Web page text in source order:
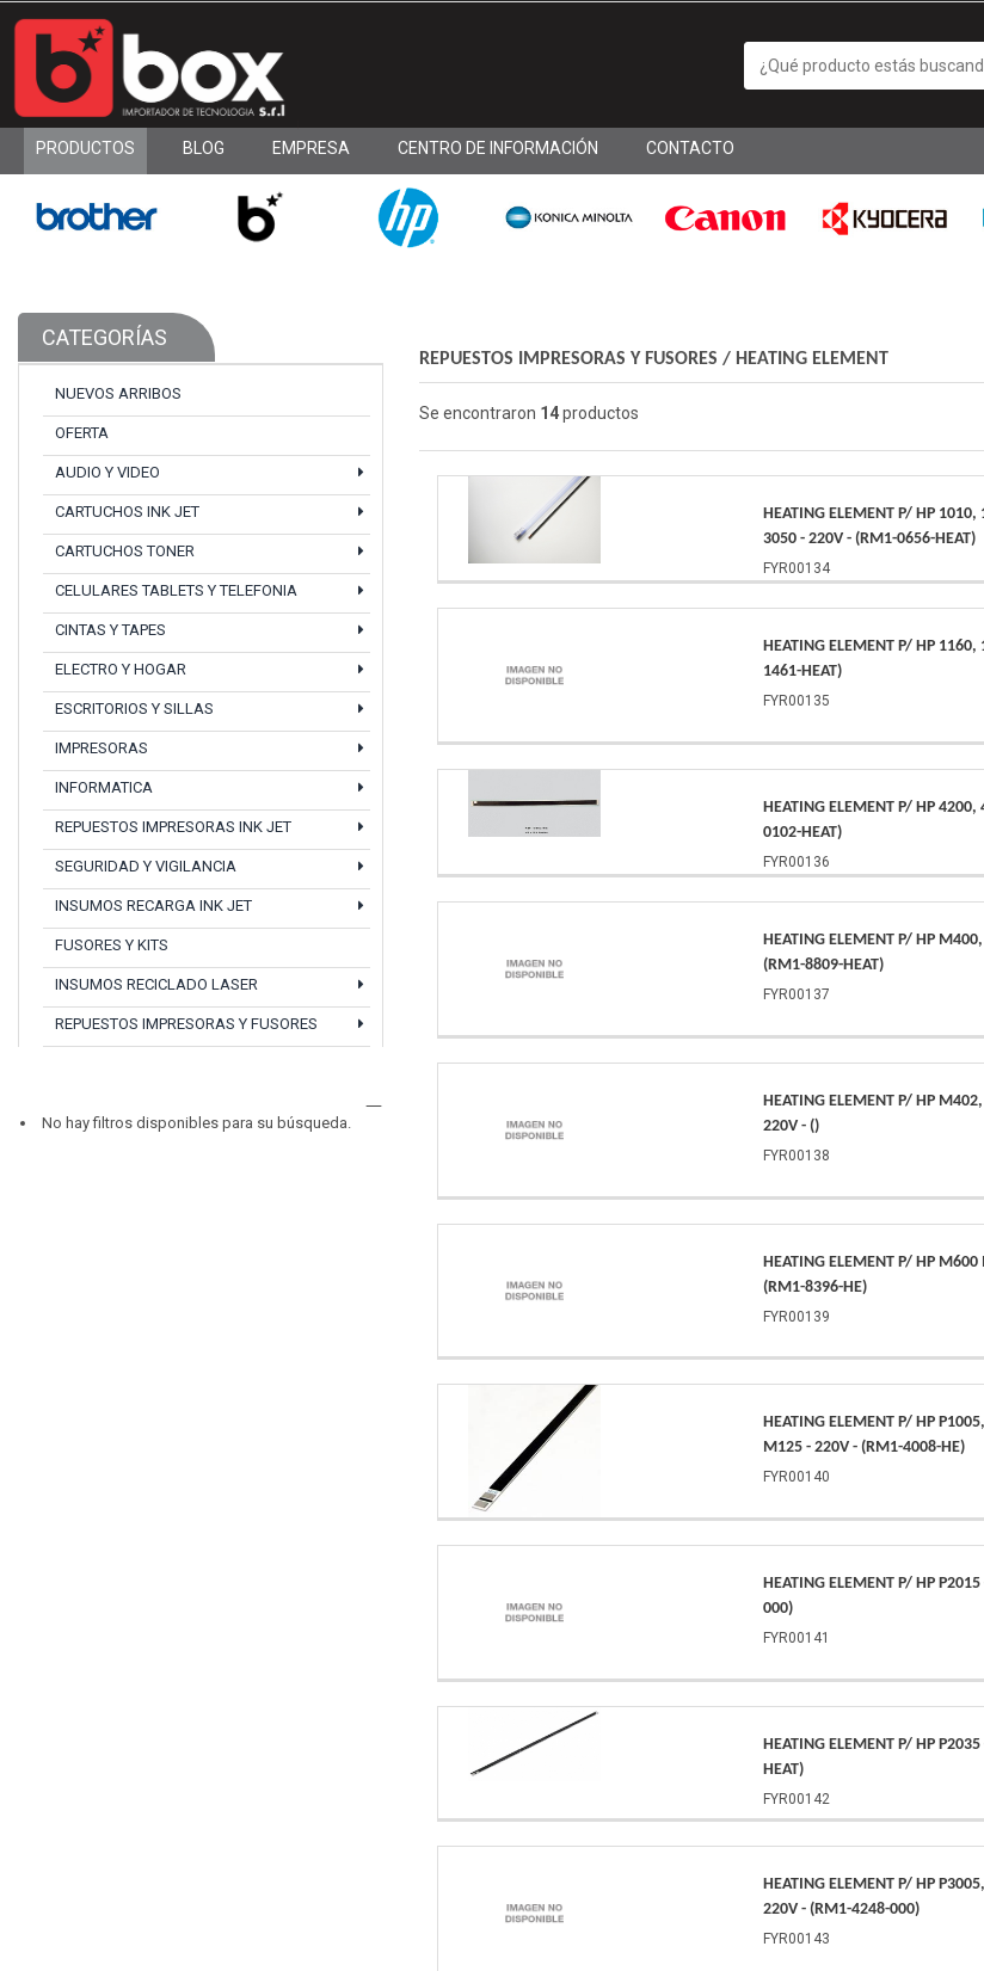
PRODUCTOS BLOG EMPRESA CENTRO DE INFORMACIÓN CONTACTO
CATEGORÍAS
NUEVOS ARRIBOS
OFERTA
AUDIO Y VIDEO
CARTUCHOS INK JET
CARTUCHOS TONER
CELULARES TABLETS Y TELEFONIA
CINTAS Y TAPES
ELECTRO Y HOGAR
ESCRITORIOS Y SILLAS
IMPRESORAS
INFORMATICA
REPUESTOS IMPRESORAS INK JET
SEGURIDAD Y VIGILANCIA
INSUMOS RECARGA INK JET
FUSORES Y KITS
INSUMOS RECICLADO LASER
REPUESTOS IMPRESORAS Y FUSORES
No hay filtros disponibles para su búsqueda.
REPUESTOS IMPRESORAS Y FUSORES / HEATING ELEMENT
Se encontraron 14productos
HEATING ELEMENT P/ HP
3050 - 220V - (RM1-0656-HEAT)
FYR00134
HEATING ELEMENT P/ HP
1461-HEAT)
FYR00135
HEATING ELEMENT P/ HP
0102-HEAT)
FYR00136
HEATING ELEMENT P/ HP
(RM1-8809-HEAT)
FYR00137
HEATING ELEMENT P/ HP
220V - ()
FYR00138
HEATING ELEMENT P/ HP
(RM1-8396-HE)
FYR00139
HEATING ELEMENT P/ HP
M125 - 220V - (RM1-4008-HE)
FYR00140
HEATING ELEMENT P/ HP
000)
FYR00141
HEATING ELEMENT P/ HP
HEAT)
FYR00142
HEATING ELEMENT P/ HP
220V - (RM1-4248-000)
FYR00143